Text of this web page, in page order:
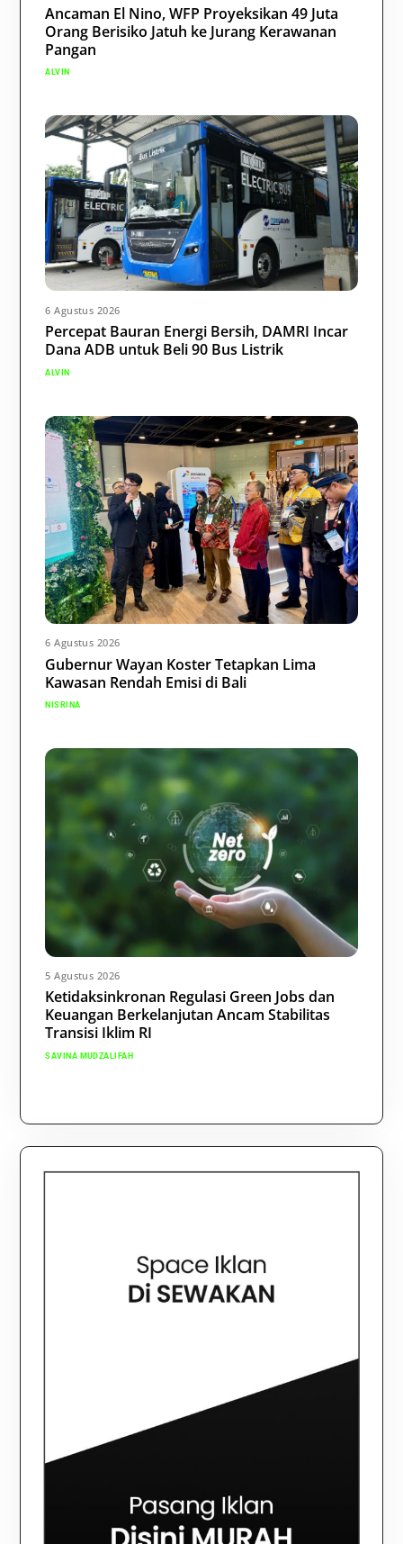
Ancaman El Nino, WFP Proyeksikan 49 Juta
Orang Berisiko Jatuh ke Jurang Kerawanan
Pangan
ALVIN
6 Agustus 2026
Percepat Bauran Energi Bersih, DAMRI Incar
Dana ADB untuk Beli 90 Bus Listrik
ALVIN
6 Agustus 2026
Gubernur Wayan Koster Tetapkan Lima
Kawasan Rendah Emisi di Bali
NISRINA
5 Agustus 2026
Ketidaksinkronan Regulasi Green Jobs dan
Keuangan Berkelanjutan Ancam Stabilitas
Transisi Iklim RI
SAVINA MUDZALIFAH